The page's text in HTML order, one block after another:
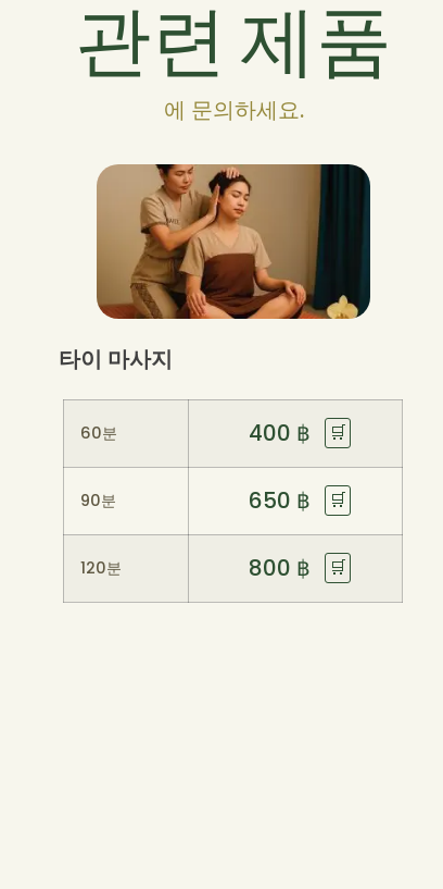
관련 제품
에 문의하세요.
타이 마사지
60분 400 ฿ 🛒
90분 650 ฿ 🛒
120분 800 ฿ 🛒